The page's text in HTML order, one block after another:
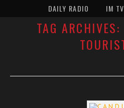
DAILY RADIO
IM TV
TAG ARCHIVES: